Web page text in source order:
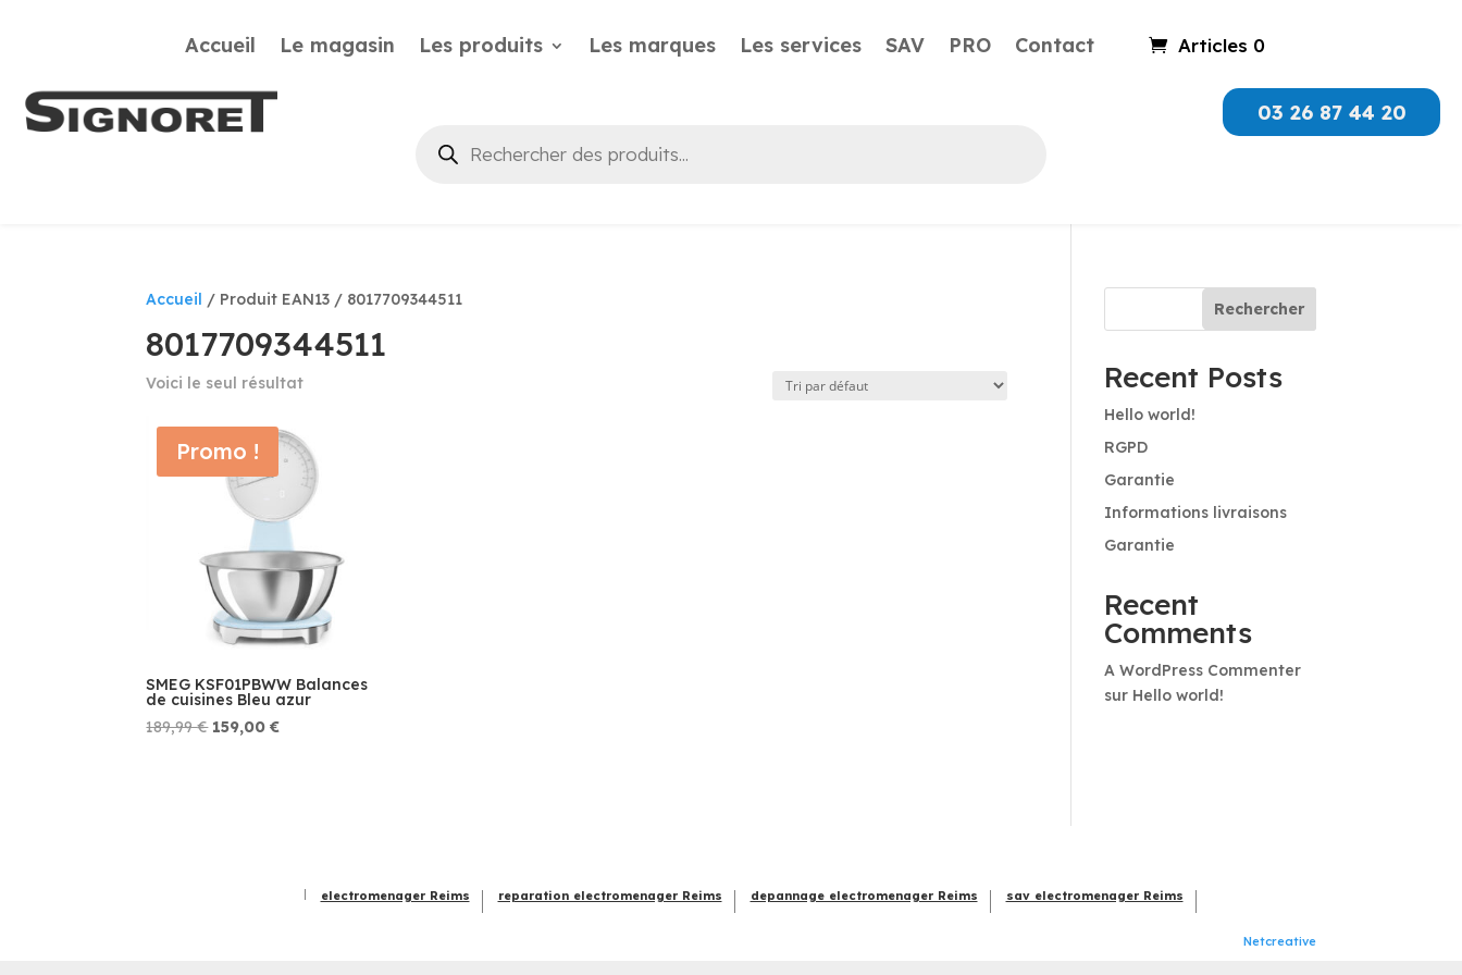
03 26 87 44 20
Accueil Le magasin Les produits Les marques Les services SAV PRO Contact Articles 0
produits
Accueil / Produit EAN13 / 8017709344511
8017709344511
Voici le seul résultat
Promo !
SMEG KSF01PBWW Balances
de cuisines Bleu azur
189,99€ Le
159,00€Le
Rechercher
Recent Posts
Hello world!
RGPD
Garantie
Informations livraisons
Garantie
Recent
Comments
A WordPress Commenter
sur Hello world!
electromenager Reims reparation electromenager Reims depannage electromenager Reims sav electromenager Reims
Netcreative